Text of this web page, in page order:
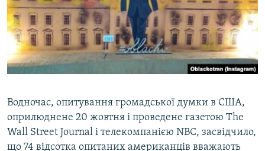
Водночас, опитування громадської думки в США,
оприлюднене 20 жовтня і проведене газетою The
Wall Street Journal і телекомпанією NBC, засвідчило,
що 74 відсотка опитаних американців вважають